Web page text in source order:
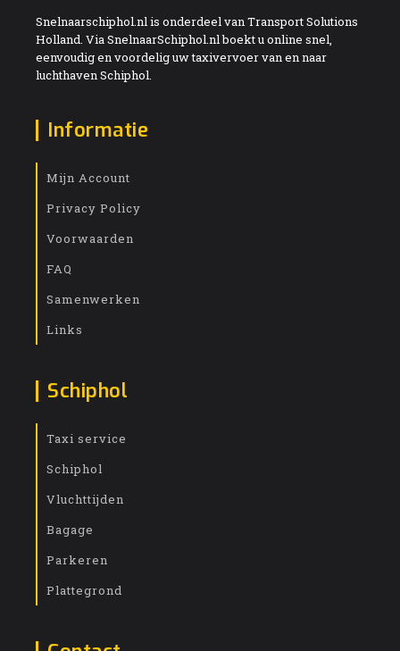
Snelnaarschiphol.nl is onderdeel van Transport Solutions
Holland. Via SnelnaarSchiphol.nl boekt u online snel,
eenvoudig en voordelig uw taxivervoer van en naar
luchthaven Schiphol.
Informatie
Mijn Account
Privacy Policy
Voorwaarden
FAQ
Samenwerken
Links
Schiphol
Taxi service
Schiphol
Vluchttijden
Bagage
Parkeren
Plattegrond